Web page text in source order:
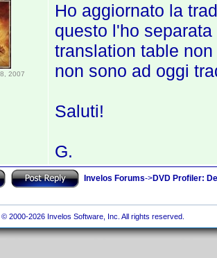
2007
Ho aggiornato la
questo l'ho
translation table
non sono ad oggi
Saluti!
G.
Invelos Forums->DVD Profiler:
2000-2026 Invelos Software, Inc. All rights reserved.